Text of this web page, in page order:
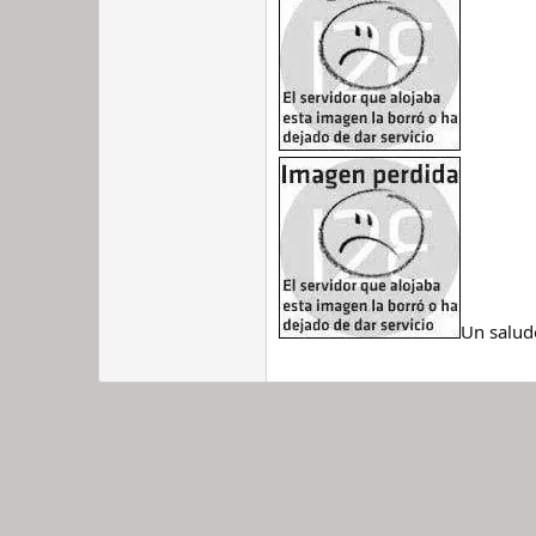
Un